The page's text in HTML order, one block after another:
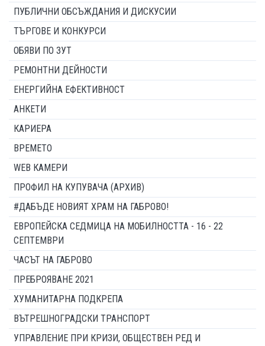
ПУБЛИЧНИ ОБСЪЖДАНИЯ И ДИСКУСИИ
ТЪРГОВЕ И КОНКУРСИ
ОБЯВИ ПО ЗУТ
РЕМОНТНИ ДЕЙНОСТИ
ЕНЕРГИЙНА ЕФЕКТИВНОСТ
АНКЕТИ
КАРИЕРА
ВРЕМЕТО
WEB КАМЕРИ
ПРОФИЛ НА КУПУВАЧА (АРХИВ)
#ДАБЪДЕ НОВИЯТ ХРАМ НА ГАБРОВО!
ЕВРОПЕЙСКА СЕДМИЦА НА МОБИЛНОСТТА - 16 - 22
СЕПТЕМВРИ
ЧАСЪТ НА ГАБРОВО
ПРЕБРОЯВАНЕ 2021
ХУМАНИТАРНА ПОДКРЕПА
ВЪТРЕШНОГРАДСКИ ТРАНСПОРТ
УПРАВЛЕНИЕ ПРИ КРИЗИ, ОБЩЕСТВЕН РЕД И